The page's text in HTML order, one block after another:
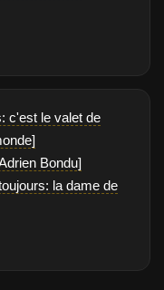
c'est le valet de
Bondu]
la dame de